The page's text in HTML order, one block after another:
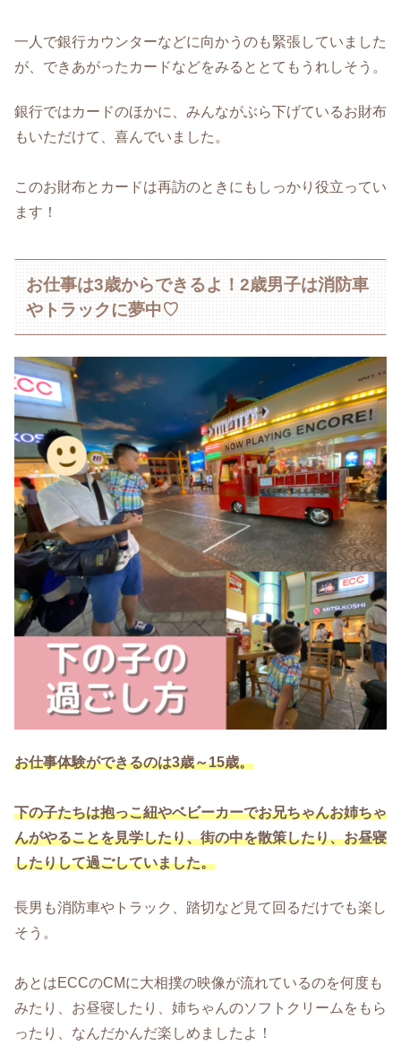
一人で銀行カウンターなどに向かうのも緊張していました
が、できあがったカードなどをみるととてもうれしそう。
銀行ではカードのほかに、みんながぶら下げているお財布
もいただけて、喜んでいました。
このお財布とカードは再訪のときにもしっかり役立ってい
ます！
お仕事は3歳からできるよ！2歳男子は消防車
やトラックに夢中♡
お仕事体験ができるのは3歳～15歳。
下の子たちは抱っこ紐やベビーカーでお兄ちゃんお姉ちゃ
んがやることを見学したり、街の中を散策したり、お昼寝
したりして過ごしていました。
長男も消防車やトラック、踏切など見て回るだけでも楽し
そう。
あとはECCのCMに大相撲の映像が流れているのを何度も
みたり、お昼寝したり、姉ちゃんのソフトクリームをもら
ったり、なんだかんだ楽しめましたよ！